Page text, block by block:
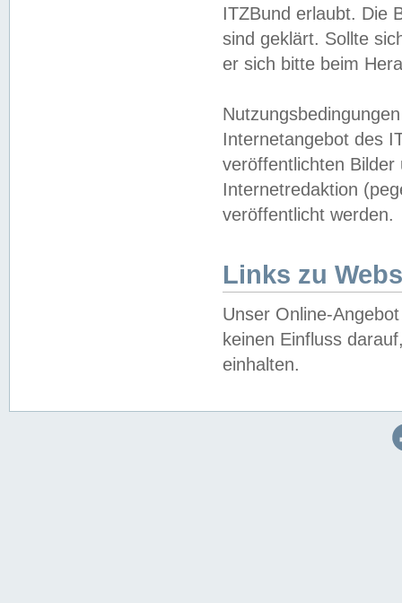
ITZBund erlaubt. Die
sind geklärt. Sollte
er sich bitte beim
Internetangebot des
veröffentlichten
Internetredaktion
veröffentlicht werden.
Links zu
Unser Online-
keinen Einfluss
einhalten.